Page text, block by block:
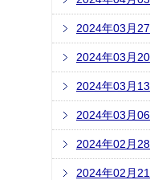
2024年03月
2024年03月
2024年03月
2024年03月
2024年02月
2024年02月